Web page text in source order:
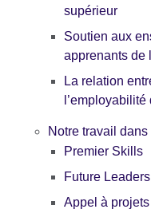
supérieur
Soutien aux
apprenants de
La relation
Notre travail
Premier Skills
Future
Appel à